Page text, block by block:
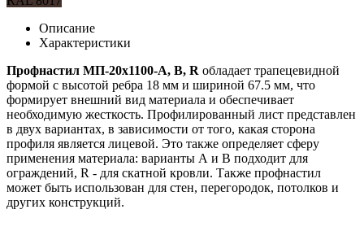
Описание
Характеристики
Профнастил МП-20х1100-A, B, R обладает трапецевидной
формой с высотой ребра 18 мм и шириной 67.5 мм, что
формирует внешний вид материала и обеспечивает
необходимую жесткость. Профилированный лист представлен
в двух вариантах, в зависимости от того, какая сторона
профиля является лицевой. Это также определяет сферу
применения материала: варианты А и B подходит для
ограждений, R - для скатной кровли. Также профнастил
может быть использован для стен, перегородок, потолков и
других конструкций.